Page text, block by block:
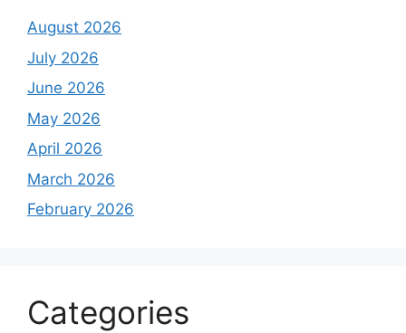
August 2026
July 2026
June 2026
May 2026
April 2026
March 2026
February 2026
Categories